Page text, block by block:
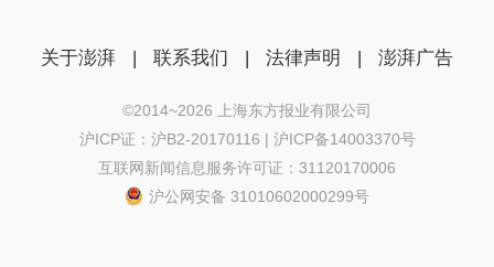
关于澎湃 | 联系我们 | 法律声明 | 澎湃广告
©2014~2026 上海东方报业有限公司
沪ICP证：沪B2-20170116 | 沪ICP备14003370号
互联网新闻信息服务许可证：31120170006
沪公网安备 31010602000299号